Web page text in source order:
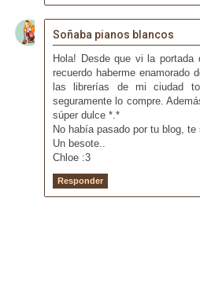
Soñaba pianos blancos
Hola! Desde que vi la portada
recuerdo haberme enamorado
las librerías de mi ciudad
seguramente lo compre.
súper dulce *.*
No había pasado por tu blog,
Un besote..
Chloe :3
Responder